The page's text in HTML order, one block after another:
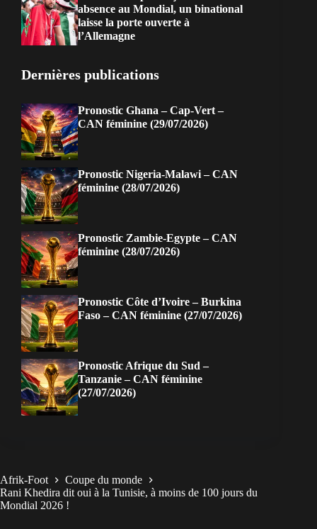
absence au Mondial, un binational
laisse la porte ouverte à
l’Allemagne
Dernières publications
Pronostic Ghana – Cap-Vert –
CAN féminine (29/07/2026)
Pronostic Nigeria-Malawi – CAN
féminine (28/07/2026)
Pronostic Zambie-Egypte – CAN
féminine (28/07/2026)
Pronostic Côte d’Ivoire – Burkina
Faso – CAN féminine (27/07/2026)
Pronostic Afrique du Sud –
Tanzanie – CAN féminine
(27/07/2026)
Afrik-Foot
Coupe du monde
Rani Khedira dit oui à la Tunisie, à moins de 100 jours du
Mondial 2026 !